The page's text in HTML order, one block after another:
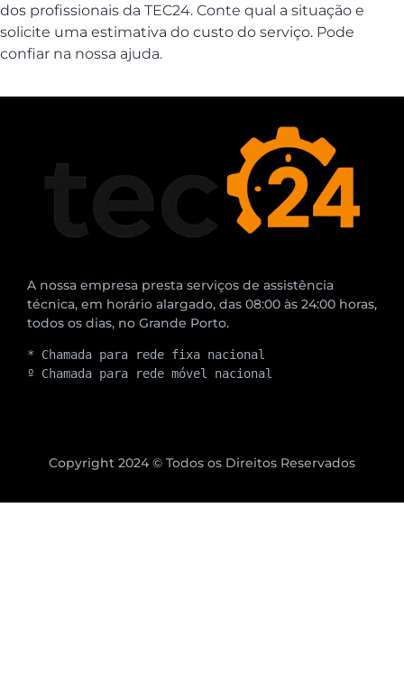
dos profissionais da TEC24. Conte qual a situação e
solicite uma estimativa do custo do serviço. Pode
confiar na nossa ajuda.
A nossa empresa presta serviços de assistência
técnica, em horário alargado, das 08:00 às 24:00 horas,
todos os dias, no Grande Porto.
* Chamada para rede fixa nacional
º Chamada para rede móvel nacional
Copyright 2024 © Todos os Direitos Reservados